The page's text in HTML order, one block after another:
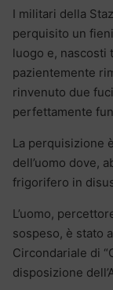
I militari della
perquisito un
luogo e, nascosti
pazientemente
rinvenuto due
perfettamente
La perquisizione
dell’uomo dove,
frigorifero in
L’uomo,
sospeso, è stato
Circondariale di
disposizione